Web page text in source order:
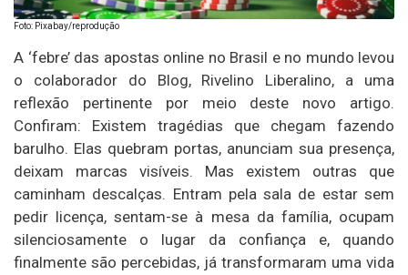
Foto: Pixabay/reprodução
A ‘febre’ das apostas online no Brasil e no mundo levou
o colaborador do Blog, Rivelino Liberalino, a uma
reflexão pertinente por meio deste novo artigo.
Confiram: Existem tragédias que chegam fazendo
barulho. Elas quebram portas, anunciam sua presença,
deixam marcas visíveis. Mas existem outras que
caminham descalças. Entram pela sala de estar sem
pedir licença, sentam-se à mesa da família, ocupam
silenciosamente o lugar da confiança e, quando
finalmente são percebidas, já transformaram uma vida